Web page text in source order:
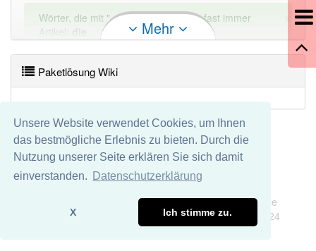
Unsere Website verwendet Cookies, um Ihnen
das bestmögliche Erlebnis zu bieten. Durch die
Nutzung unserer Seite erklären Sie sich damit
einverstanden.
Datenschutzerklärung
X Ich stimme zu.
Wörter, die mit "-ung" enden, haben fast immer
Artikel:
die
Ausnahmen
Beispiele
DAS:2Ausnahmen Beispiele
PowerIndex:5
Häufigkeit: 4 von 10
Mehr
Paketlösung Wiki
Wir übernehmen keine Garantie und keine Haftung für die
Richtigkeit und Vollständigkeit dieser Seite. DDDEasy 2024